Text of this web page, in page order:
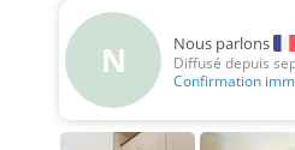
N Nous parlons
Diffusé depuis
Confirmation